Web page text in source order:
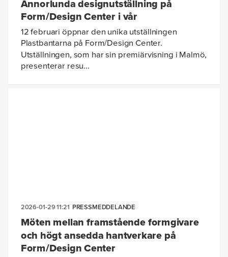
Annorlunda designutställning på
Form/Design Center i vår
12 februari öppnar den unika utställningen
Plastbantarna på Form/Design Center.
Utställningen, som har sin premiärvisning i Malmö,
presenterar resu...
2026-01-29 11:21 PRESSMEDDELANDE
Möten mellan framstående formgivare
och högt ansedda hantverkare på
Form/Design Center